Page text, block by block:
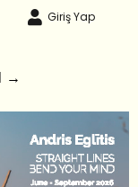
Giriş Yap
→